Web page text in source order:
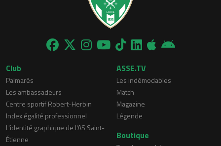
Club
Palmarès
Les ambassadeurs
Centre sportif Robert-Herbin
Index égalité professionnel
L'identité graphique de l'AS Saint-
Étienne
ASSE.TV
Les indémodables
Match
Magazine
Légende
Boutique